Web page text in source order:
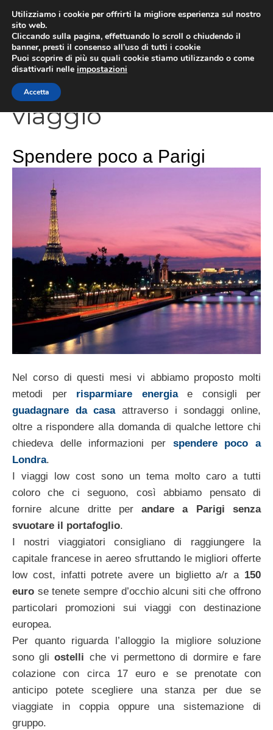
contenuto
viaggio
Spendere poco a Parigi
Nel corso di questi mesi vi abbiamo proposto molti
metodi per risparmiare energiae consigli per
guadagnare da casaattraverso i sondaggi online,
oltre a rispondere alla domanda di qualche lettore chi
chiedeva delle informazioni per spendere poco a
Londra.
I viaggi low cost sono un tema molto caro a tutti
coloro che ci seguono, così abbiamo pensato di
fornire alcune dritte perandare a Parigi senza
svuotare il portafoglio.
I nostri viaggiatori consigliano di raggiungere la
capitale francese in aereo sfruttando le migliori offerte
low cost, infatti potrete avere un biglietto a/r a 150
euro se tenete sempre d’occhio alcuni siti che offrono
particolari promozioni sui viaggi con destinazione
europea.
Per quanto riguarda l’alloggio la migliore soluzione
sono gliostelli che vi permettono di dormire e fare
colazione con circa 17 euro e se prenotate con
anticipo potete scegliere una stanza per due se
viaggiate in coppia oppure una sistemazione di
gruppo.
Utilizziamo i cookie per offrirti la migliore esperienza sul nostro
sito web.
Cliccando sulla pagina, effettuando lo scroll o chiudendo il
banner, presti il consenso all’uso di tutti i cookie
Puoi scoprire di più su quali cookie stiamo utilizzando o come
disattivarli nelle impostazioni
Accetta